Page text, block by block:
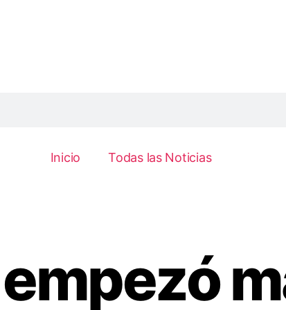
Inicio Todas las Noticias